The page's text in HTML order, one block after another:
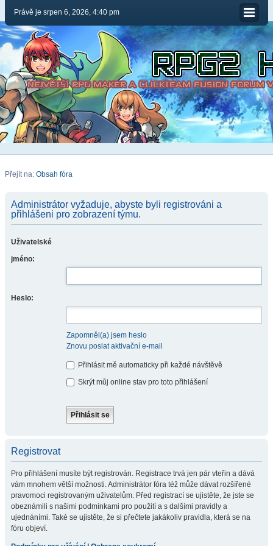
Právě je srpen 6, 2026, 4:40 pm
Přejít na: Obsah fóra
Administrátor vyžaduje, abyste byli registrováni a
přihlášeni pro zobrazení týmu.
Uživatelské
jméno:
Heslo:
Zapomněl(a) jsem heslo
Znovu poslat aktivační e-mail
Přihlásit mě automaticky při každé návštěvě
Skrýt můj online stav pro toto přihlášení
Registrovat
Pro přihlášení musíte být registrován. Registrace trvá jen pár vteřin a dává
vám mnohem větší možnosti. Administrátor fóra též může dávat rozšířené
pravomoci registrovaným uživatelům. Před registrací se ujistěte, že jste se
obeznámili s našimi podmínkami pro použití a s dalšími pravidly a
ujednáními. Také se ujistěte, že si přečtete jakákoliv pravidla, která se na
fóru objeví.